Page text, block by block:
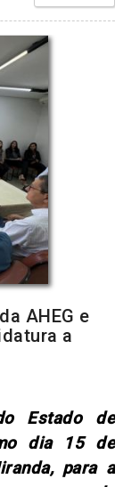
AHEG e
a
Estado de
dia 15 de
para a